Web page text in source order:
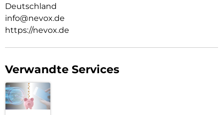
Glasdicke – 0.33mm
Eckenradius – 2.5D
Deutschland
info@nevox.de
https://nevox.de
Verwandte Services